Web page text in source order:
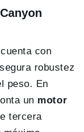
con
robustez
peso. En
un motor
tercera